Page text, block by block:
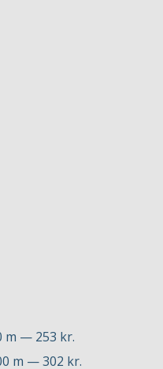
m — 253 kr.
m — 302 kr.